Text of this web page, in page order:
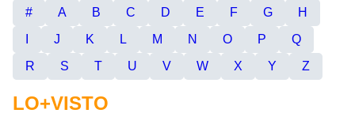
# A B C D E F G
H
J K L M N O P
Q
R
S T U V W X Y Z
LO+VISTO